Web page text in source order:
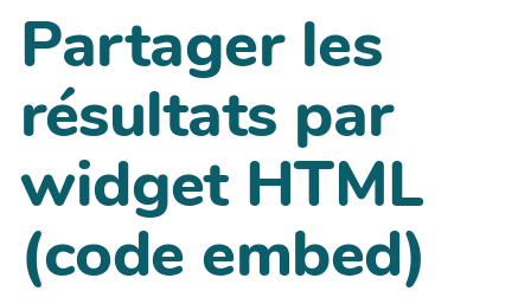
Partager les
résultats par
widget HTML
(code embed)